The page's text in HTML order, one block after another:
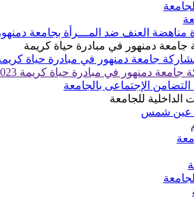
مناهضة العنف ضد المـــرأة بجامعة
جامعة دمنهور في مبادرة حياة كريمة
جامعة دمنهور في مبادرة حياة كريمة
جامعة دمنهور في مبادرة حياة كريمة 2023
التضامن الإجتماعى بالجامعة
الداخلية للجامعة
عين شمس